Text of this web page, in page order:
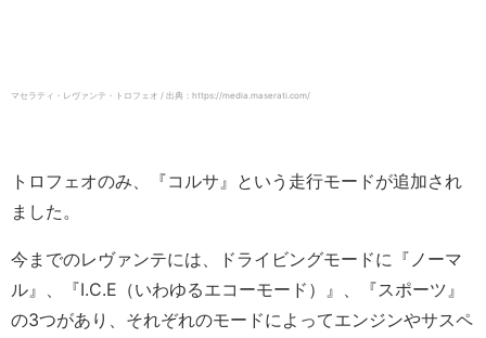
マセラティ・レヴァンテ・トロフェオ / 出典：https://media.maserati.com/
トロフェオのみ、『コルサ』という走行モードが追加され
ました。
今までのレヴァンテには、ドライビングモードに『ノーマ
ル』、『I.C.E（いわゆるエコーモード）』、『スポーツ』
の3つがあり、それぞれのモードによってエンジンやサスペ